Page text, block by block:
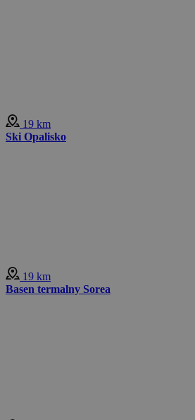
19 km
Ski Opalisko
19 km
Basen termalny Sorea